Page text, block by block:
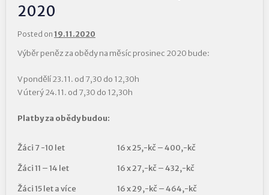
2020
Posted on 19.11.2020
Výběr peněz za obědy na měsíc prosinec 2020 bude:
V pondělí 23.11. od 7,30 do 12,30h
V úterý 24.11. od 7,30 do 12,30h
Platby za obědy budou:
Žáci 7 -10 let
16 x 25,-kč – 400,-kč
Žáci 11 – 14 let
16 x 27,-kč – 432,-kč
Žáci 15 let a více
16 x 29,-kč – 464,-kč